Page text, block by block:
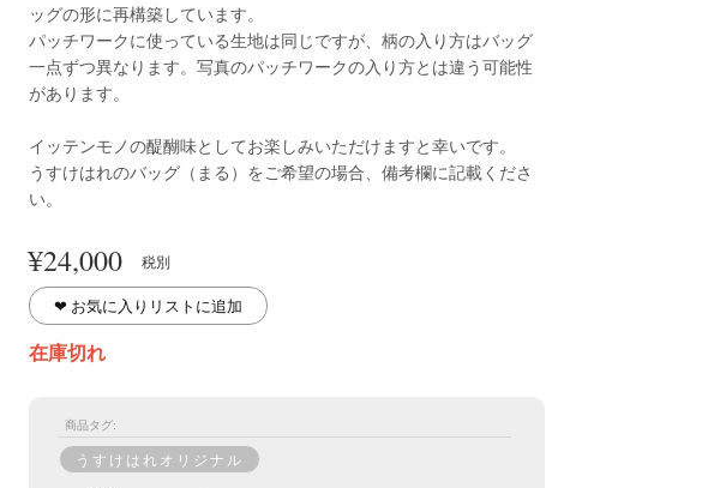
ッグの形に再構築しています。
パッチワークに使っている生地は同じですが、柄の入り方はバッグ
一点ずつ異なります。写真のパッチワークの入り方とは違う可能性
があります。
イッテンモノの醍醐味としてお楽しみいただけますと幸いです。
うすけはれのバッグ（まる）をご希望の場合、備考欄に記載くださ
い。
¥24,000 税別
❤︎ お気に入りリストに追加
在庫切れ
商品タグ:
うすけはれオリジナル